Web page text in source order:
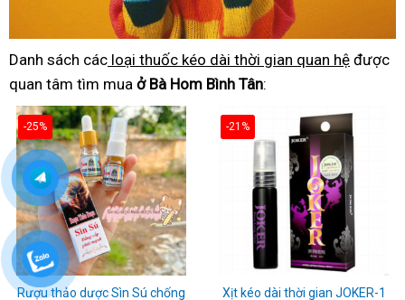
Danh sách các loại thuốc kéo dài thời gian quan hệ được
quan tâm tìm mua ở Bà Hom Bình Tân:
-25%
Rượu thảo dược Sìn Sú chống
-21%
Xịt kéo dài thời gian JOKER-1